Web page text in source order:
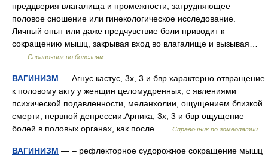
преддверия влагалища и промежности, затрудняющее
половое сношение или гинекологическое исследование.
Личный опыт или даже предчувствие боли приводит к
сокращению мышц, закрывая вход во влагалище и вызывая…
Справочник по болезням
ВАГИНИЗМ — Агнус кастус, 3х, 3 и бвр характерно отвращение
к половому акту у женщин целомудренных, с явлениями
психической подавленности, меланхолии, ощущением близкой
смерти, нервной депрессии.Арника, 3х, 3 и бвр ощущение
болей в половых органах, как после …
Справочник по гомеопатии
ВАГИНИЗМ — – рефлекторное судорожное сокращение мышц